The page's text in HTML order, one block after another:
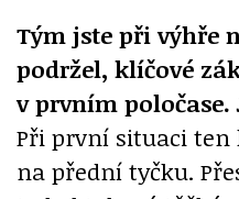
Tým jste při výhře
podržel, klíčové
v prvním poločase.
Při první situaci
na přední tyčku.